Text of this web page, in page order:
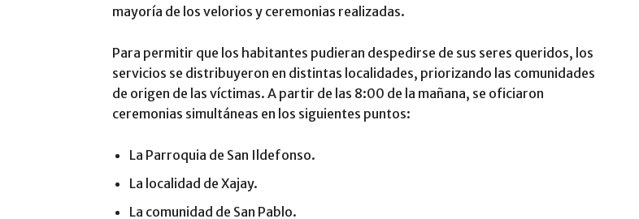
mayoría de los velorios y ceremonias realizadas.
​Para permitir que los habitantes pudieran despedirse de sus seres queridos, los
servicios se distribuyeron en distintas localidades, priorizando las comunidades
de origen de las víctimas. A partir de las 8:00 de la mañana, se oficiaron
ceremonias simultáneas en los siguientes puntos:
​La Parroquia de San Ildefonso.
​La localidad de Xajay.
​La comunidad de San Pablo.